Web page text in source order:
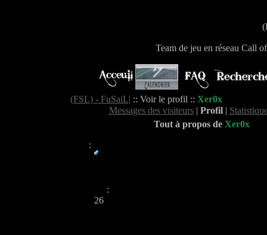
Team de jeu en réseau Call
(FSL) - FuSaiL| :: Voir le profil :: Xer0x
Messages des visiteurs| Profil|
Tout à propos de Xer0x
:
:
26